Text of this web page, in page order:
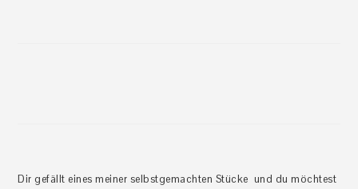
Dir gefällt eines meiner selbstgemachten Stücke und du möchtest